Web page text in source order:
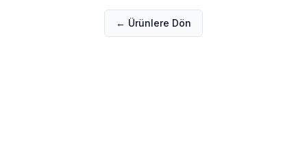
← Ürünlere Dön